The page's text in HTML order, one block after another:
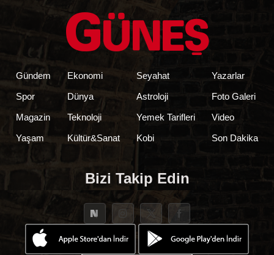
Gündem
Spor
Magazin
Yaşam
Ekonomi
Dünya
Teknoloji
Kültür&Sanat
Seyahat
Astroloji
Yemek Tarifleri
Kobi
Yazarlar
Foto Galeri
Video
Son Dakika
Bizi Takip Edin